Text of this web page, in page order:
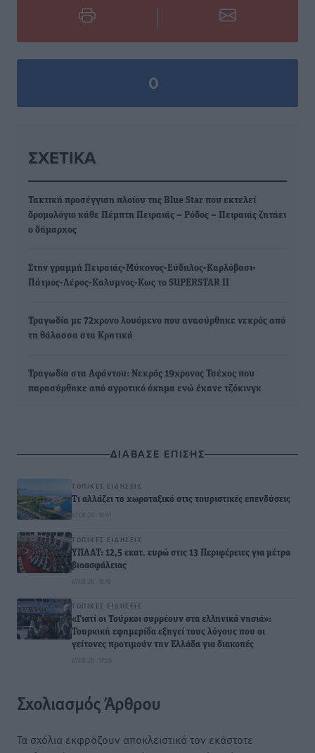
0
ΣΧΕΤΙΚΆ
Τακτική προσέγγιση πλοίου της Blue Star που εκτελεί
δρομολόγιο κάθε Πέμπτη Πειραιάς – Ρόδος – Πειραιάς ζητάει
ο δήμαρχος
Στην γραμμή Πειραιάς-Μύκονος-Εύδηλος-Καρλόβασι-
Πάτμος-Λέρος-Καλυμνος-Κως το SUPERSTAR II
Τραγωδία με 72χρονο λουόμενο που ανασύρθηκε νεκρός από
τη θάλασσα στα Κρητικά
Τραγωδία στα Αφάντου: Νεκρός 19χρονος Τσέχος που
παρασύρθηκε από αγροτικό όχημα ενώ έκανε τζόκινγκ
ΔΙΑΒΑΣΕ ΕΠΙΣΗΣ
ΤΟΠΙΚΈΣ ΕΙΔΉΣΕΙΣ
Τι αλλάζει το χωροταξικό στις τουριστικές επενδύσεις
07.08.26 · 18:41
ΤΟΠΙΚΈΣ ΕΙΔΉΣΕΙΣ
ΥΠΑΑΤ: 12,5 εκατ. ευρώ στις 13 Περιφέρειες για μέτρα
βιοασφάλειας
07.08.26 · 18:19
ΤΟΠΙΚΈΣ ΕΙΔΉΣΕΙΣ
«Γιατί οι Τούρκοι συρρέουν στα ελληνικά νησιά»:
Τουρκική εφημερίδα εξηγεί τους λόγους που οι
γείτονες προτιμούν την Ελλάδα για διακοπές
07.08.26 · 17:55
Σχολιασμός Άρθρου
Τα σχόλια εκφράζουν αποκλειστικά τον εκάστοτε